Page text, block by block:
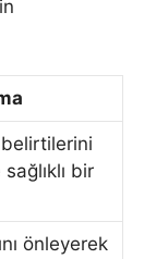
bir
önleyerek